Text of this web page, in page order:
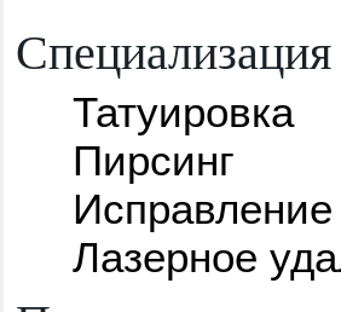
Специализация
Татуировка
Пирсинг
Исправление
Лазерное